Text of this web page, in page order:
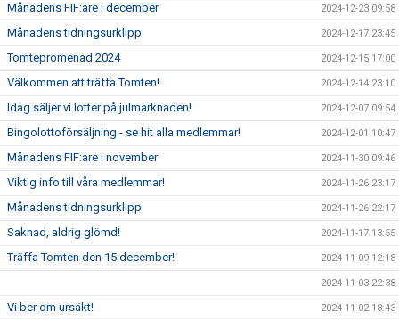
Månadens FIF:are i december 2024-12-23 09:58
Månadens tidningsurklipp 2024-12-17 23:45
Tomtepromenad 2024 2024-12-15 17:00
Välkommen att träffa Tomten! 2024-12-14 23:10
Idag säljer vi lotter på julmarknaden! 2024-12-07 09:54
Bingolottoförsäljning - se hit alla medlemmar! 2024-12-01 10:47
Månadens FIF:are i november 2024-11-30 09:46
Viktig info till våra medlemmar! 2024-11-26 23:17
Månadens tidningsurklipp 2024-11-26 22:17
Saknad, aldrig glömd! 2024-11-17 13:55
Träffa Tomten den 15 december! 2024-11-09 12:18
2024-11-03 22:38
Vi ber om ursäkt! 2024-11-02 18:43